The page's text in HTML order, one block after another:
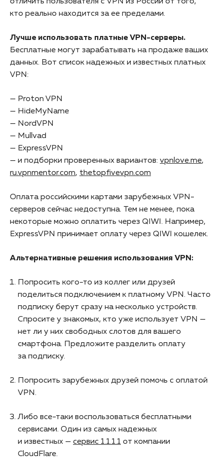
кто реально находится за ее пределами.
Лучше использовать платные VPN-серверы.
Бесплатные могут зарабатывать на продаже ваших
данных. Вот список надежных и известных платных
VPN:
— Proton VPN
— HideMyName
— NordVPN
— Mullvad
— ExpressVPN
— и подборки проверенных вариантов: vpnlove.me,
ru.vpnmentor.com, thetopfivevpn.com
Оплата российскими картами зарубежных VPN-
серверов сейчас недоступна. Тем не менее, пока
некоторые можно оплатить через QIWI. Например,
ExpressVPN принимает оплату через QIWI кошелек.
Альтернативные решения использования VPN:
Попросить кого-то из коллег или друзей
поделиться подключением к платному VPN. Часто
подписку берут сразу на несколько устройств.
Спросите у знакомых, кто уже использует VPN —
нет ли у них свободных слотов для вашего
смартфона. Предложите разделить оплату
за подписку.
Попросить зарубежных друзей помочь с оплатой
VPN.
Либо все-таки воспользоваться бесплатными
сервисами. Один из самых надежных
и известных — сервис 1.1.1.1 от компании
CloudFlare.